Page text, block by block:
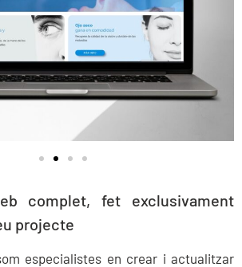
complet, fet exclusivament
projecte
especialistes en crear i actualitzar